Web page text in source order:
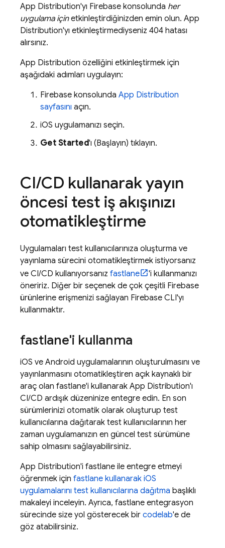
App Distribution'yı Firebase konsolunda her
uygulama içinetkinleştirdiğinizden emin olun. App
Distribution'yı etkinleştirmediyseniz 404 hatası
alırsınız.
App Distribution özelliğini etkinleştirmek için
aşağıdaki adımları uygulayın:
Firebase konsolunda App Distribution
sayfasını açın.
iOS uygulamanızı seçin.
Get Started'ı (Başlayın) tıklayın.
CI/CD kullanarak yayın
öncesi test iş akışınızı
otomatikleştirme
Uygulamaları test kullanıcılarınıza oluşturma ve
yayınlama sürecini otomatikleştirmek istiyorsanız
ve CI/CD kullanıyorsanız fastlane
'i kullanmanızı
öneririz. Diğer bir seçenek de çok çeşitli Firebase
ürünlerine erişmenizi sağlayan Firebase CLI'yı
kullanmaktır.
fastlane'i kullanma
iOS ve Android uygulamalarının oluşturulmasını ve
yayınlanmasını otomatikleştiren açık kaynaklı bir
araç olan fastlane'i kullanarak App Distribution'ı
CI/CD ardışık düzeninize entegre edin. En son
sürümlerinizi otomatik olarak oluşturup test
kullanıcılarına dağıtarak test kullanıcılarının her
zaman uygulamanızın en güncel test sürümüne
sahip olmasını sağlayabilirsiniz.
App Distribution'i fastlane ile entegre etmeyi
öğrenmek için fastlane kullanarak iOS
uygulamalarını test kullanıcılarına dağıtma başlıklı
makaleyi inceleyin. Ayrıca, fastlane entegrasyon
sürecinde size yol gösterecek bir codelab'e de
göz atabilirsiniz.